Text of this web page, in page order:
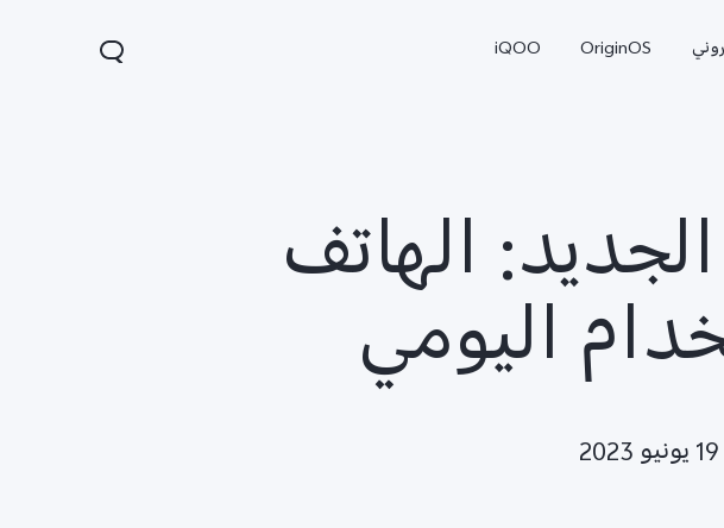
OriginOS
iQOO
فيفو تُطلق V29 Lite الجديد: الهاتف
اليومي